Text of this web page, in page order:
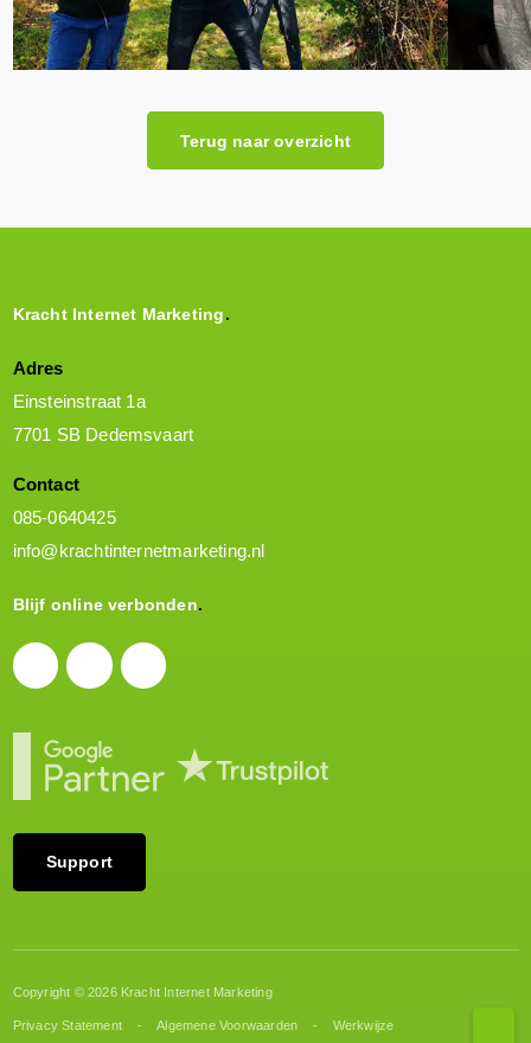
Terug naar overzicht
Kracht Internet Marketing
Adres
Einsteinstraat 1a
7701 SB Dedemsvaart
Contact
085-0640425
info@krachtinternetmarketing.nl
Blijf online verbonden
Support
Copyright © 2026 Kracht Internet Marketing
Privacy Statement Algemene Voorwaarden Werkwijze